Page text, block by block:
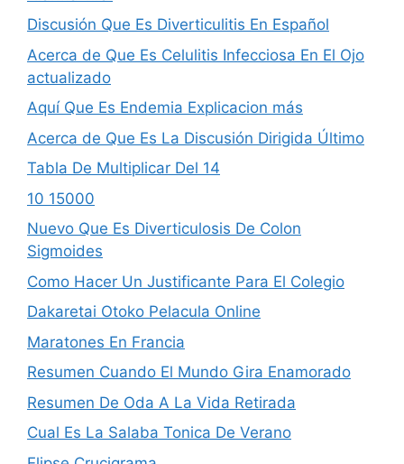
Discusión Que Es Diverticulitis En Español
Acerca de Que Es Celulitis Infecciosa En El Ojo
actualizado
Aquí Que Es Endemia Explicacion más
Acerca de Que Es La Discusión Dirigida Último
Tabla De Multiplicar Del 14
10 15000
Nuevo Que Es Diverticulosis De Colon
Sigmoides
Como Hacer Un Justificante Para El Colegio
Dakaretai Otoko Pela­cula Online
Maratones En Francia
Resumen Cuando El Mundo Gira Enamorado
Resumen De Oda A La Vida Retirada
Cual Es La Sa­laba Tonica De Verano